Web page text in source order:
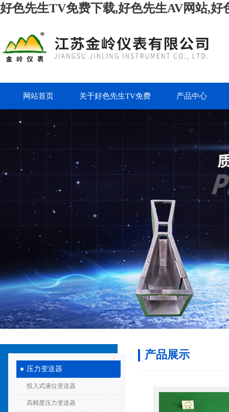
好色先生TV免费下载,好色先生AV网站,
网站首页 关于好色先生TV免费 产品中心
压力变送器
投入式液位变送器
高精度压力变送器
产品展示